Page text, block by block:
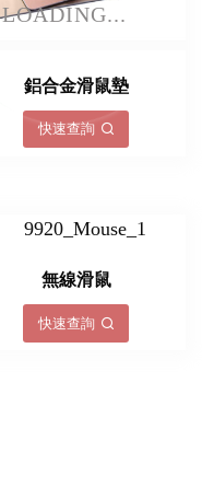
LOADING...
鋁合金滑鼠墊
快速查詢
無線滑鼠
快速查詢